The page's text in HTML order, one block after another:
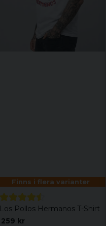
Finns i flera varianter
Los Pollos Hermanos T-Shirt
259 kr